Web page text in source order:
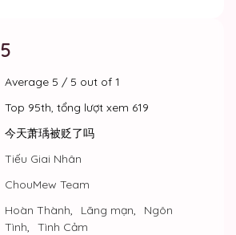
5
Average 5 / 5 out of1
Top 95th, tổng lượt xem 619
今天萧瑀被贬了吗
Tiếu Giai Nhân
ChouMew Team
Hoàn Thành, Lãng mạn,
Ngôn
Tình,
Tình Cảm